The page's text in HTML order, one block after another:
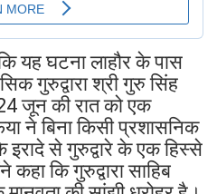
यह घटना ⁠लाहौर के पास
गुरुद्वारा श्री गुरु सिंह
जून की रात को एक
ने बिना किसी प्रशासनिक
से गुरुद्वारे के एक हिस्से
कि गुरुद्वारा साहिब